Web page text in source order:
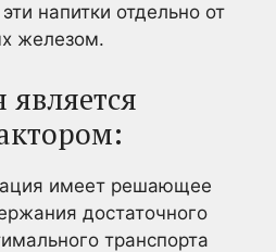
напитки отдельно от
железом.
является
имеет решающее
достаточного
транспорта